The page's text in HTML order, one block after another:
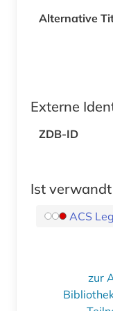
Alternative
Externe
ZDB-ID
Ist
ACS
zur